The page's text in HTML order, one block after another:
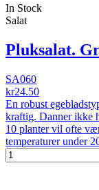
In Stock
Salat
Pluksalat.
SA060
kr24.50
En robust
kraftig. Danner ikke
10 planter vil ofte
temperaturer under